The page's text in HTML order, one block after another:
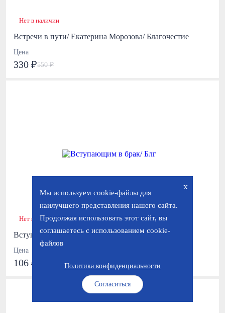
Нет в наличии
Встречи в пути/ Екатерина Морозова/ Благочестие
Цена
330 ₽550 ₽
Нет в наличии
Вступающим в брак/ Блг
Цена
106 ₽
x
Мы используем cookie-файлы для
наилучшего представления нашего сайта.
Продолжая использовать этот сайт, вы
соглашаетесь с использованием cookie-
файлов
Согласиться
Политика конфиденциальности